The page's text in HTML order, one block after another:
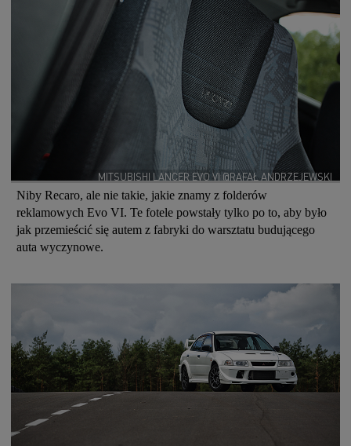
MITSUBISHI LANCER EVO VI @RAFAŁ ANDRZEJEWSKI
Niby Recaro, ale nie takie, jakie znamy z folderów
reklamowych Evo VI. Te fotele powstały tylko po to, aby było
jak przemieścić się autem z fabryki do warsztatu budującego
auta wyczynowe.